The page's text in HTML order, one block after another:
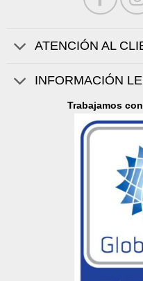
ATENCIÓN AL
INFORMACIÓN
Trabajamos